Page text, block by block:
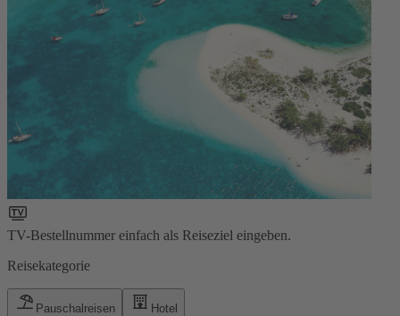
TV-Bestellnummer einfach als Reiseziel eingeben.
Reisekategorie
Pauschalreisen Hotel